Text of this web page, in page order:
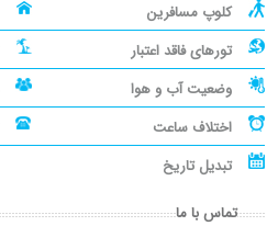
کلوپ مسافرین
تورهای فاقد اعتبار
وضعیت آب و هوا
اختلاف ساعت
تبدیل تاریخ
تماس با ما